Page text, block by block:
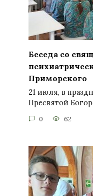
Беседа со
Приморского
21 июля, в
Пресвятой
0 62